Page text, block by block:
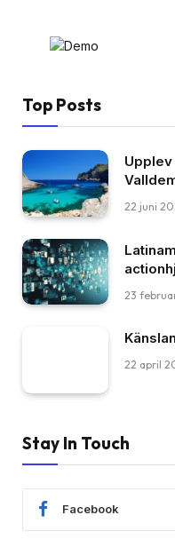
Top Posts
22 juni
23
22 april
Stay In Touch
Facebook